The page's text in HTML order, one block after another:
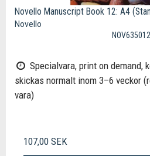
Novello Manuscript Book 12: A4
Novello
NOV635012
Specialvara, print on demand,
skickas normalt inom 3–6 veckor
vara)
107,00 SEK